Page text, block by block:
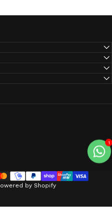
by Shopify